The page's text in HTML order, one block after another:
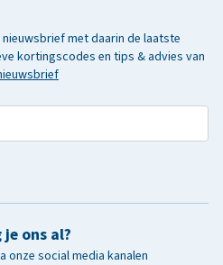
met daarin de laatste
kortingscodes en tips & advies van
je ons al?
onze social media kanalen